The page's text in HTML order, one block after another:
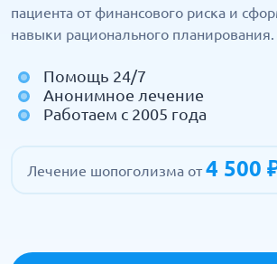
пациента от финансового риска и
навыки рационального планирования.
Помощь 24/7
Анонимное лечение
Работаем с 2005 года
Лечение шопоголизма от4 500